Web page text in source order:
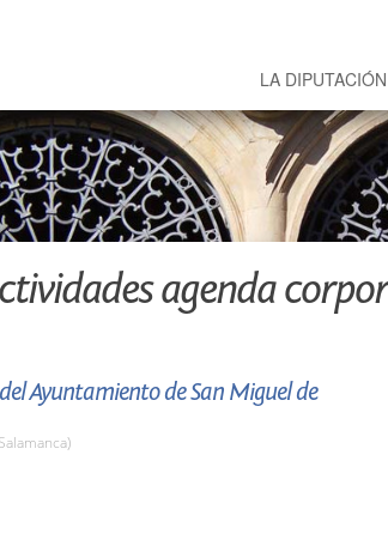
LA DIPUTACIÓN
agenda
Ayuntamiento de San Miguel de